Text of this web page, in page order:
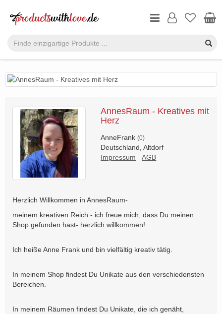
AnnesRaum - Kreatives mit
Herz
AnneFrank(0)
Deutschland, Altdorf
Impressum
AGB
Herzlich Willkommen in AnnesRaum-
meinem kreativen Reich - ich freue mich, dass Du meinen
Shop gefunden hast- herzlich willkommen!
Ich heiße Anne Frank und bin vielfältig kreativ tätig.
In meinem Shop findest Du Unikate aus den verschiedensten
Bereichen.
In meinem Räumen findest Du Unikate, die ich genäht,